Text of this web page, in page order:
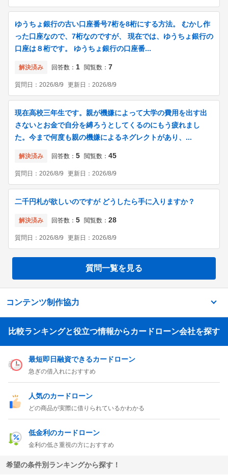
ゆうちょ銀行の古い口座番号7桁を8桁にする方法。 むかし作
った口座なので、7桁なのですが、 現在では、ゆうちょ銀行の
口座は８桁です。 ゆうちょ銀行の口座番...
解決済み 回答数： 1 閲覧数： 7
質問日： 2026/8/9 更新日： 2026/8/9
現在高校三年生です。親が機嫌によって大学の費用を出す出
さないとお金で自分を縛ろうとしてくるのにもう疲れまし
た。今まで何度も親の機嫌によるネグレクトがあり、...
解決済み 回答数： 5 閲覧数： 45
質問日： 2026/8/9 更新日： 2026/8/9
二千円札が欲しいのですが どうしたら手に入りますか？
解決済み 回答数： 5 閲覧数： 28
質問日： 2026/8/9 更新日： 2026/8/9
質問一覧を見る
コンテンツ制作協力
比較ランキングと役立つ情報からカードローン会社を探す
最短即日融資できるカードローン
急ぎの借入れにおすすめ
人気のカードローン
どの商品が実際に借りられているかわかる
低金利のカードローン
金利の低さ重視の方におすすめ
希望の条件別ランキングから探す！